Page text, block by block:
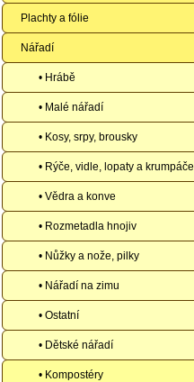
Plachty a fólie
Nářadí
• Hrábě
• Malé nářadí
• Kosy, srpy, brousky
• Rýče, vidle, lopaty a krumpáče
• Vědra a konve
• Rozmetadla hnojiv
• Nůžky a nože, pilky
• Nářadí na zimu
• Ostatní
• Dětské nářadí
• Kompostéry